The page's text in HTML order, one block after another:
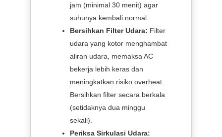
jam (minimal 30 menit) agar
suhunya kembali normal.
Bersihkan Filter Udara: Filter
udara yang kotor menghambat
aliran udara, memaksa AC
bekerja lebih keras dan
meningkatkan risiko overheat.
Bersihkan filter secara berkala
(setidaknya dua minggu
sekali).
Periksa Sirkulasi Udara: